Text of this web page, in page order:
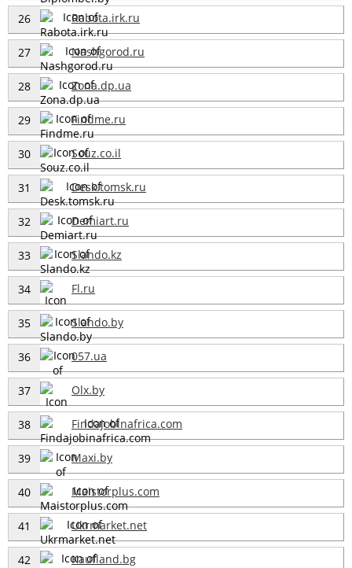
26 Rabota.irk.ru
27 Nashgorod.ru
28 Zona.dp.ua
29 Findme.ru
30 Souz.co.il
31 Desk.tomsk.ru
32 Demiart.ru
33 Slando.kz
34 Fl.ru
35 Slando.by
36 057.ua
37 Olx.by
38 Findajobinafrica.com
39 Maxi.by
40 Maistorplus.com
41 Ukrmarket.net
42 Kaufland.bg